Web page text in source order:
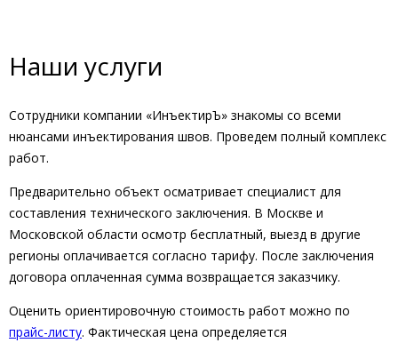
Наши услуги
Сотрудники компании «ИнъектирЪ» знакомы со всеми
нюансами инъектирования швов. Проведем полный комплекс
работ.
Предварительно объект осматривает специалист для
составления технического заключения. В Москве и
Московской области осмотр бесплатный, выезд в другие
регионы оплачивается согласно тарифу. После заключения
договора оплаченная сумма возвращается заказчику.
Оценить ориентировочную стоимость работ можно по
прайс-листу. Фактическая цена определяется